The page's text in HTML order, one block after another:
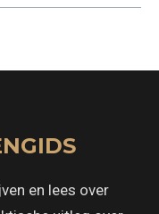
en lees over